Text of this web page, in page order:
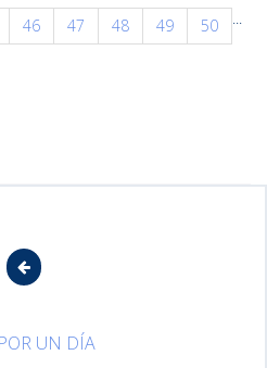
...
46 47 48 49
50
UN DÍA